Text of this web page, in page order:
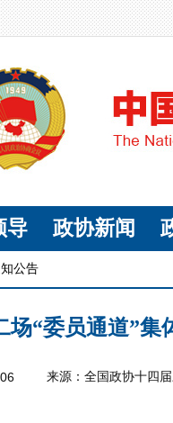
导 政协新闻
公告
场“委员通道”集
来源：全国政协十四